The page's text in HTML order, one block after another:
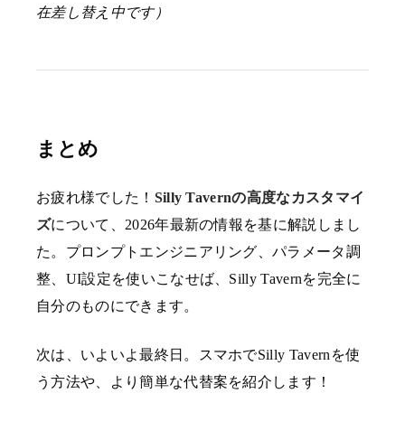
在差し替え中です）
まとめ
お疲れ様でした！ Silly Tavernの高度なカスタマイ
ズについて、2026年最新の情報を基に解説しまし
た。プロンプトエンジニアリング、パラメータ調
整、UI設定を使いこなせば、Silly Tavernを完全に
自分のものにできます。
次は、いよいよ最終日。スマホでSilly Tavernを使
う方法や、より簡単な代替案を紹介します！